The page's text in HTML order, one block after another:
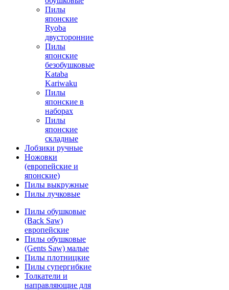
Пилы
японские
Ryoba
двусторонние
Пилы
японские
безобушковые
Kataba
Kariwaku
Пилы
японские в
наборах
Пилы
японские
складные
Лобзики ручные
Ножовки
(европейские и
японские)
Пилы выкружные
Пилы лучковые
Пилы обушковые
(Back Saw)
европейские
Пилы обушковые
(Gents Saw) малые
Пилы плотницкие
Пилы супергибкие
Толкатели и
направляющие для